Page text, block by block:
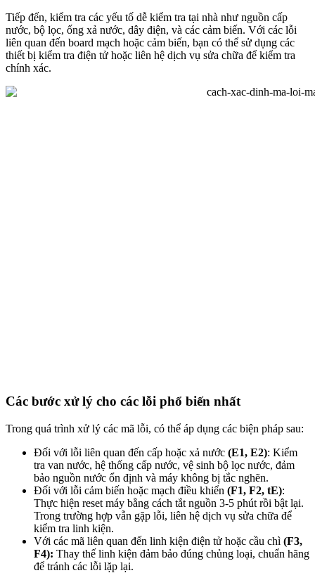
Tiếp đến, kiểm tra các yếu tố dễ kiểm tra tại nhà như nguồn cấp
nước, bộ lọc, ống xả nước, dây điện, và các cảm biến. Với các lỗi
liên quan đến board mạch hoặc cảm biến, bạn có thể sử dụng các
thiết bị kiểm tra điện tử hoặc liên hệ dịch vụ sửa chữa để kiểm tra
chính xác.
Các bước xử lý cho các lỗi phổ biến nhất
Trong quá trình xử lý các mã lỗi, có thể áp dụng các biện pháp sau:
Đối với lỗi liên quan đến cấp hoặc xả nước (E1, E2): Kiểm
tra van nước, hệ thống cấp nước, vệ sinh bộ lọc nước, đảm
bảo nguồn nước ổn định và máy không bị tắc nghẽn.
Đối với lỗi cảm biến hoặc mạch điều khiển (F1, F2, tE):
Thực hiện reset máy bằng cách tắt nguồn 3-5 phút rồi bật lại.
Trong trường hợp vẫn gặp lỗi, liên hệ dịch vụ sửa chữa để
kiểm tra linh kiện.
Với các mã liên quan đến linh kiện điện tử hoặc cầu chì (F3,
F4): Thay thế linh kiện đảm bảo đúng chủng loại, chuẩn hãng
để tránh các lỗi lặp lại.